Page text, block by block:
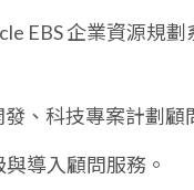
EBS 企業資源規
、科技專案計劃顧
與導入顧問服務。